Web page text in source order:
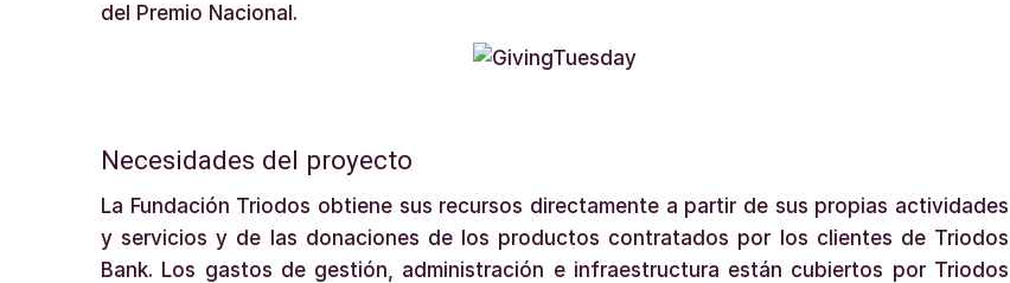
del Premio Nacional.
Necesidades del proyecto
La Fundación Triodos obtiene sus recursos directamente a partir de sus propias actividades
y servicios y de las donaciones de los productos contratados por los clientes de Triodos
Bank. Los gastos de gestión, administración e infraestructura están cubiertos por Triodos